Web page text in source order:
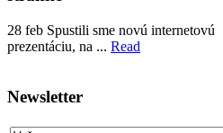
28 feb Spustili sme novú internetovú
prezentáciu, na ... Read
Newsletter